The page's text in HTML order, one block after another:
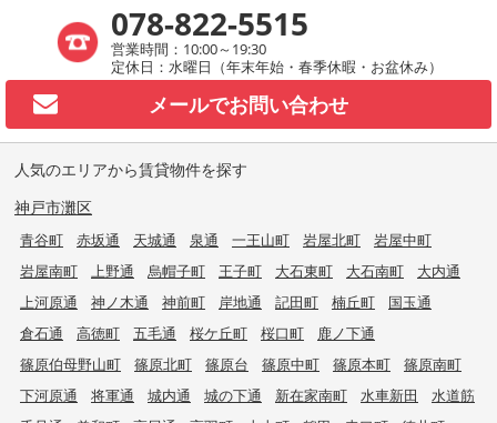
078-822-5515
営業時間：10:00～19:30
定休日：水曜日（年末年始・春季休暇・お盆休み）
メールでお問い合わせ
人気のエリアから賃貸物件を探す
神戸市灘区
青谷町 赤坂通 天城通 泉通 一王山町 岩屋北町
岩屋中町
岩屋南町
上野通 烏帽子町 王子町 大石東町 大石南町
大内通
上河原通
神ノ木通 神前町 岸地通 記田町 楠丘町
国玉通
倉石通
高徳町 五毛通 桜ケ丘町 桜口町
鹿ノ下通
篠原伯母野山町
篠原北町 篠原台 篠原中町 篠原本町
篠原南町
下河原通
将軍通 城内通 城の下通 新在家南町 水車新田
水道筋